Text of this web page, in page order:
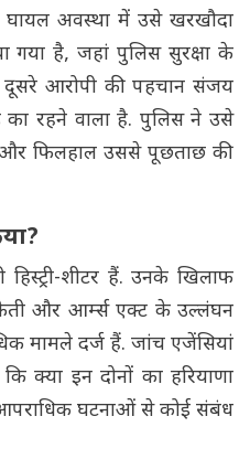
घायल अवस्था में उसे खरखौदा
गया है, जहां पुलिस सुरक्षा के
आरोपी की पहचान संजय
रहने वाला है. पुलिस ने उसे
और फिलहाल उससे पूछताछ की
शीटर हैं. उनके खिलाफ
और आर्म्स एक्ट के उल्लंघन
मामले दर्ज हैं. जांच एजेंसियां
क्या इन दोनों का हरियाणा
घटनाओं से कोई संबंध